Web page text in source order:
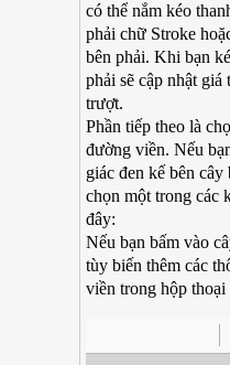
có thể nắm kéo
phải chữ Stroke
bên phải. Khi bạn
phải sẽ cập nhật
trượt.
Phần tiếp theo là
đường viền. Nếu
giác đen kế bên
chọn một trong các
đây:
Nếu bạn bấm vào
tùy biến thêm các
viền trong hộp thoại